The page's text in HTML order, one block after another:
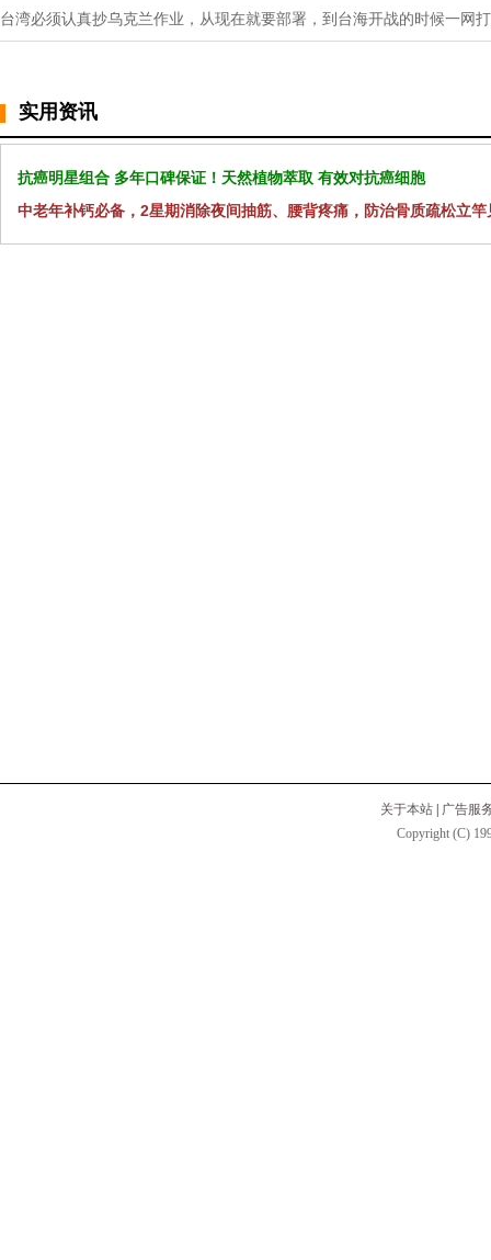
台湾必须认真抄乌克兰作业，从现在就要部署，到台海开战的时候一网
实用资讯
抗癌明星组合 多年口碑保证！天然植物萃取 有效对抗癌细胞
中老年补钙必备，2星期消除夜间抽筋、腰背疼痛，防治骨质疏松立竿
关于本站
广告服
Copyright (C)